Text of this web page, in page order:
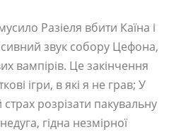
Разіеля вбити Каїна і
звук собору Цефона,
вампірів. Це закінчення
ігри, в які я не грав; У
розрізати пакувальну
гідна незмірної